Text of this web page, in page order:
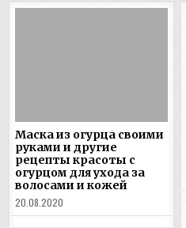
Маска из огурца своими
руками и другие
рецепты красоты с
огурцом для ухода за
волосами и кожей
20.08.2020